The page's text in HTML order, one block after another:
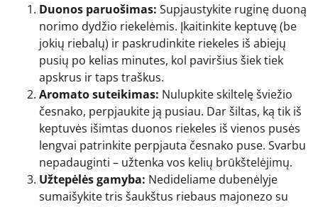
Duonos paruošimas: Supjaustykite ruginę duoną
norimo dydžio riekelėmis. Įkaitinkite keptuvę (be
jokių riebalų) ir paskrudinkite riekeles iš abiejų
pusių po kelias minutes, kol paviršius šiek tiek
apskrus ir taps traškus.
Aromato suteikimas: Nulupkite skiltelę šviežio
česnako, perpjaukite ją pusiau. Dar šiltas, ką tik iš
keptuvės išimtas duonos riekeles iš vienos pusės
lengvai patrinkite perpjauta česnako puse. Svarbu
nepadauginti – užtenka vos kelių brūkštelėjimų.
Užtepėlės gamyba: Nedideliame dubenėlyje
sumaišykite tris šaukštus riebaus majonezo su